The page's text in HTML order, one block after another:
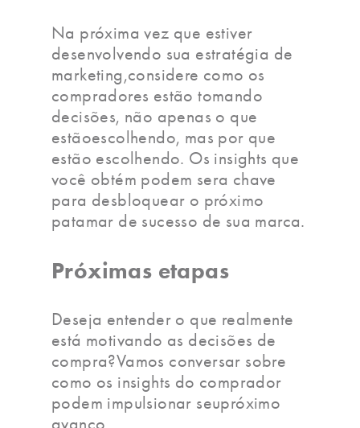
Na próxima vez que estiver
desenvolvendo sua estratégia de
marketing,considere como os
compradores estão tomando
decisões, não apenas o que
estãoescolhendo, mas por que
estão escolhendo. Os insights que
você obtém podem sera chave
para desbloquear o próximo
patamar de sucesso de sua marca.
Próximas etapas
Deseja entender o que realmente
está motivando as decisões de
compra?Vamos conversar sobre
como os insights do comprador
podem impulsionar seupróximo